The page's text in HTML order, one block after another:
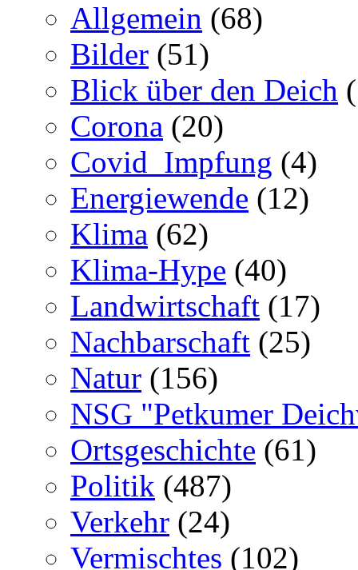
Allgemein (68)
Bilder (51)
Blick über den Deich
Corona (20)
Covid_Impfung (4)
Energiewende (12)
Klima (62)
Klima-Hype (40)
Landwirtschaft (17)
Nachbarschaft (25)
Natur (156)
NSG "Petkumer
Ortsgeschichte (61)
Politik (487)
Verkehr (24)
Vermischtes (102)